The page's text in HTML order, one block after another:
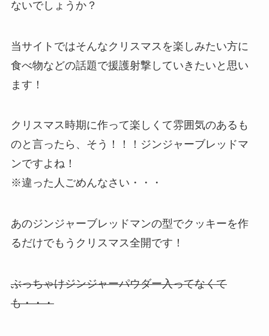
ないでしょうか？
当サイトではそんなクリスマスを楽しみたい方に
食べ物などの話題で援護射撃していきたいと思い
ます！
クリスマス時期に作って楽しくて雰囲気のあるも
のと言ったら、そう！！！ジンジャーブレッドマ
ンですよね！
※違った人ごめんなさい・・・
あのジンジャーブレッドマンの型でクッキーを作
るだけでもうクリスマス全開です！
ぶっちゃけジンジャーパウダー入ってなくて
も・・・